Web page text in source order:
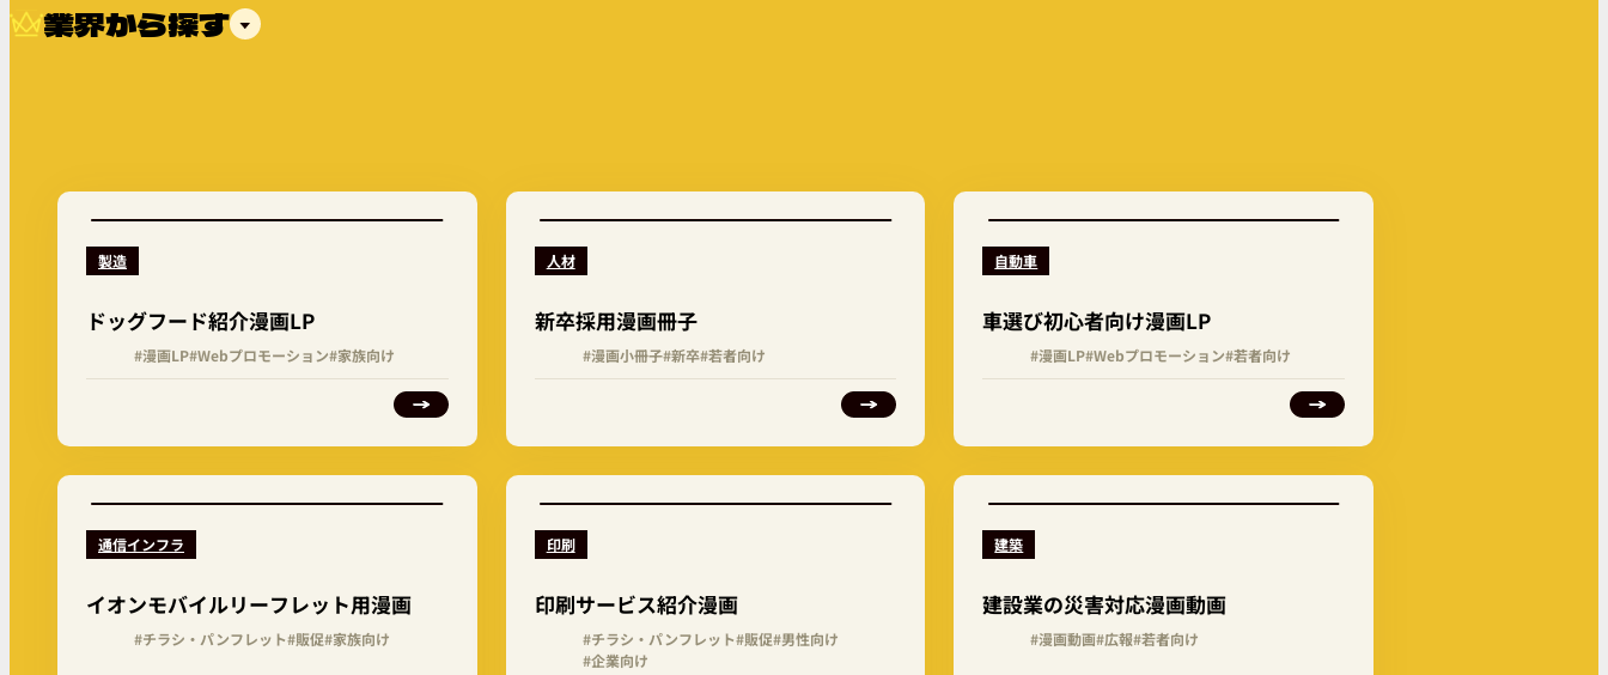
業界から探す
製造
ドッグフード紹介漫画LP
#漫画LP#Webプロモーション#家族向け
人材
新卒採用漫画冊子
#漫画小冊子#新卒#若者向け
自動車
車選び初心者向け漫画LP
#漫画LP#Webプロモーション#若者向け
通信インフラ
イオンモバイルリーフレット用漫画
#チラシ・パンフレット#販促#家族向け
印刷
印刷サービス紹介漫画
#チラシ・パンフレット#販促#男性向け
#企業向け
建築
建設業の災害対応漫画動画
#漫画動画#広報#若者向け